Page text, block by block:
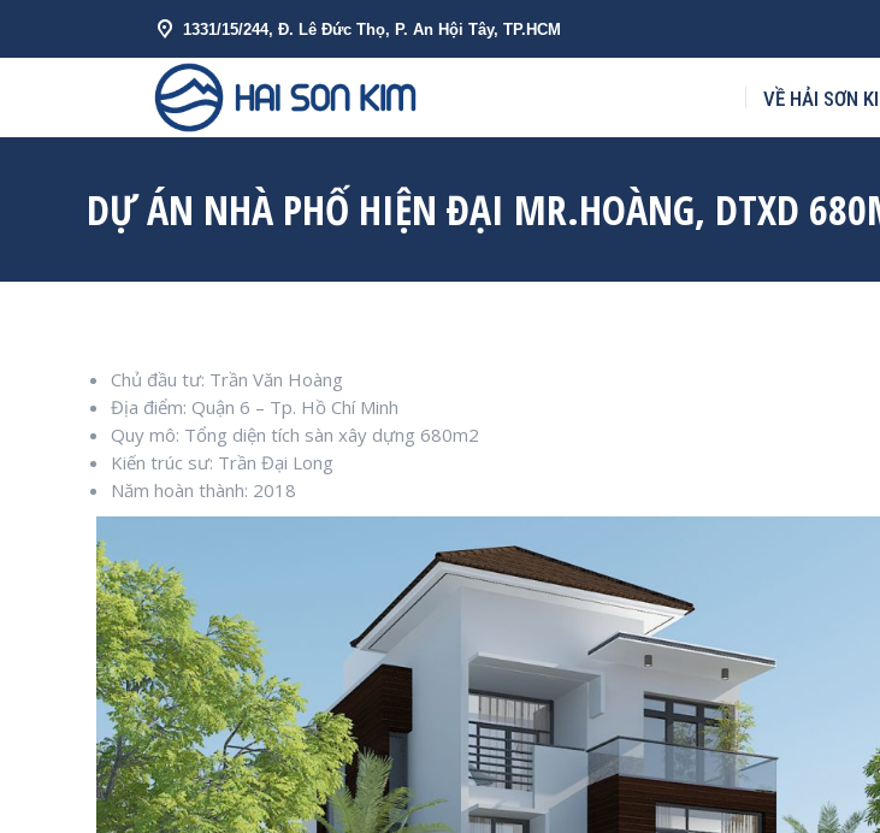
1331/15/244, Đ. Lê Đức Thọ, P. An Hội Tây, TP.HCM
VỀ HẢI SƠN
DỰ ÁN NHÀ PHỐ HIỆN ĐẠI MR.HOÀNG, DTXD
Chủ đầu tư: Trần Văn Hoàng
Địa điểm: Quận 6 – Tp. Hồ Chí Minh
Quy mô: Tổng diện tích sàn xây dựng 680m2
Kiến trúc sư: Trần Đại Long
Năm hoàn thành: 2018
VỀ HẢI SƠN KIM